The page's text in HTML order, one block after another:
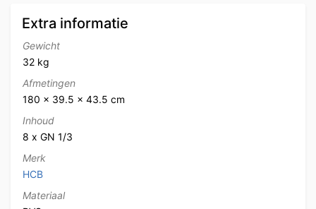
Extra informatie
Gewicht
32 kg
Afmetingen
180 × 39.5 × 43.5 cm
Inhoud
8 x GN 1/3
Merk
HCB
Materiaal